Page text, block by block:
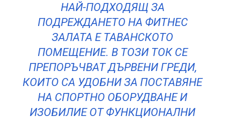
НАЙ-ПОДХОДЯЩ ЗА
ПОДРЕЖДАНЕТО НА ФИТНЕС
ЗАЛАТА Е ТАВАНСКОТО
ПОМЕЩЕНИЕ. В ТОЗИ ТОК СЕ
ПРЕПОРЪЧВАТ ДЪРВЕНИ ГРЕДИ,
КОИТО СА УДОБНИ ЗА ПОСТАВЯНЕ
НА СПОРТНО ОБОРУДВАНЕ И
ИЗОБИЛИЕ ОТ ФУНКЦИОНАЛНИ